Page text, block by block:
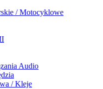
/ Motocyklowe
Audio
/ Kleje